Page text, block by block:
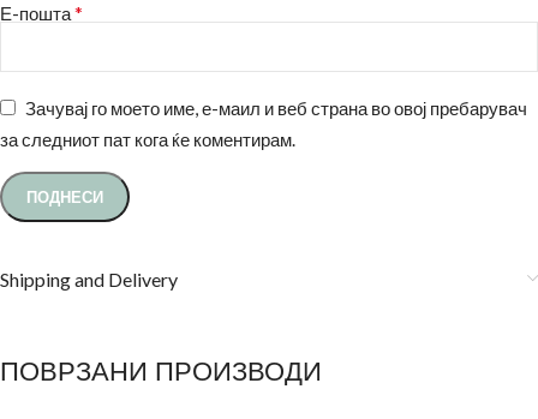
Е-пошта*
Зачувај го моето име, е-маил и веб страна во овој пребарувач
за следниот пат кога ќе коментирам.
Shipping and Delivery
ПОВРЗАНИ ПРОИЗВОДИ